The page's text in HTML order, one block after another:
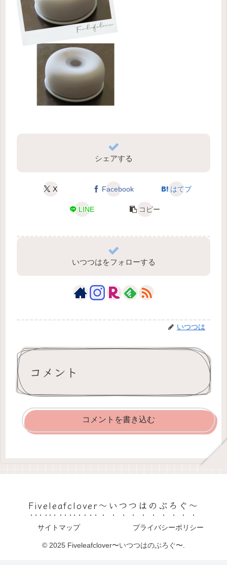
シェアする
X Facebook はてブ
LINE コピー
いつつはをフォローする
いつつは
コメント
コメントを書き込む
Fiveleafclover〜いつつはのぶろぐ〜
サイトマップ プライバシーポリシー
© 2025 Fiveleafclover〜いつつはのぶろぐ〜.